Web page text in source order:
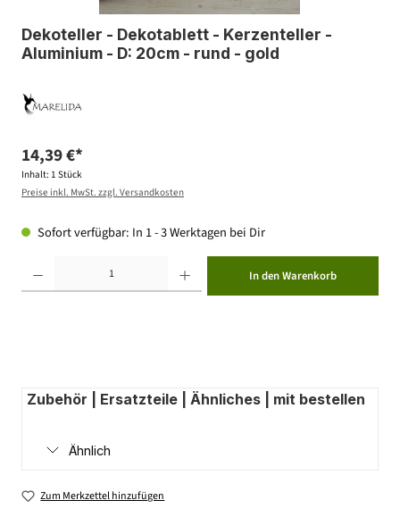
Dekoteller - Dekotablett - Kerzenteller -
Aluminium - D: 20cm - rund - gold
14,39 €*
Inhalt: 1 Stück
Preise inkl. MwSt. zzgl. Versandkosten
Sofort verfügbar: In 1 - 3 Werktagen bei Dir
In den Warenkorb
Zubehör | Ersatzteile | Ähnliches | mit bestellen
Ähnlich
Zum Merkzettel hinzufügen